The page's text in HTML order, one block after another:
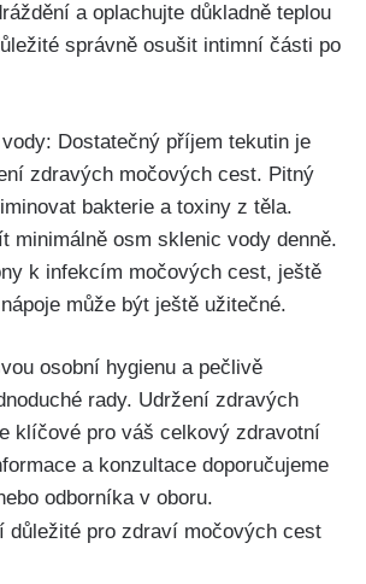
a ⁤oplachujte důkladně teplou
správně osušit intimní části po
Dostatečný příjem ‌tekutin je
zdravých​ močových ​cest. Pitný
​bakterie a toxiny z těla.
minimálně osm sklenic vody‌ denně.
k infekcím ‌močových cest, ještě⁢
může být ještě užitečné.
osobní hygienu a‌ pečlivě
rady. Udržení ⁣zdravých
klíčové ‌pro váš celkový zdravotní
a konzultace doporučujeme‍
odborníka v ​oboru.